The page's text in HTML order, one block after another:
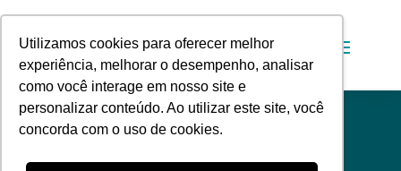
Utilizamos cookies para oferecer melhor
experiência, melhorar o desempenho, analisar
como você interage em nosso site e
personalizar conteúdo. Ao utilizar este site, você
concorda com o uso de cookies.